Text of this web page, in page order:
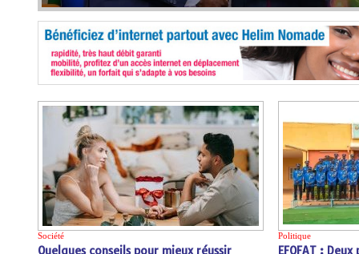
Société
Quelques conseils pour mieux réussir
Politique
EFOFAT :